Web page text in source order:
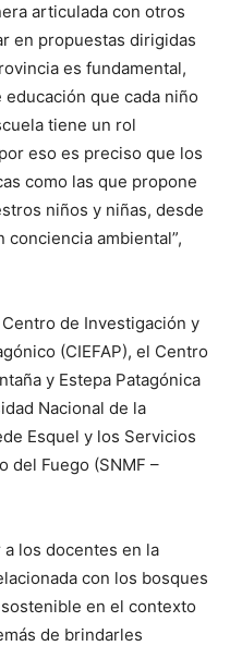
articulada con otros
en propuestas dirigidas
es fundamental,
que cada niño
tiene un rol
eso es preciso que los
como las que propone
niños y niñas, desde
ambiental”,
de Investigación y
(CIEFAP), el Centro
y Estepa Patagónica
Nacional de la
Esquel y los Servicios
del Fuego (SNMF –
los docentes en la
con los bosques
en el contexto
de brindarles